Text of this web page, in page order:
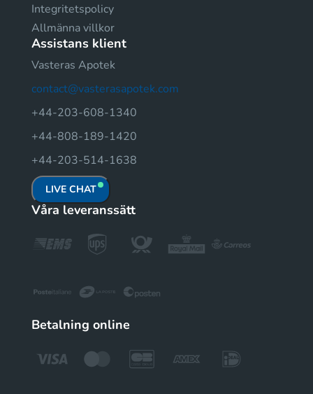
Integritetspolicy
Allmänna villkor
Assistans klient
Vasteras Apotek
contact@vasterasapotek.com
+44-203-608-1340
+44-808-189-1420
+44-203-514-1638
LIVE CHAT
Våra leveranssätt
Betalning online